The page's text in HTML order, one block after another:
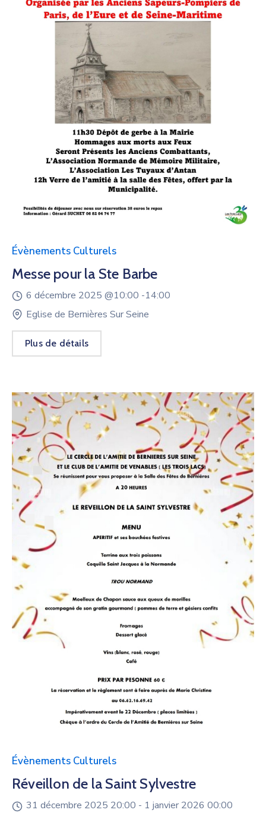
Évènements Culturels
Messe pour la Ste Barbe
6 décembre 2025 @10:00 -14:00
Eglise de Bernières Sur Seine
Plus de détails
Évènements Culturels
Réveillon de la Saint Sylvestre
31 décembre 2025 20:00 - 1 janvier 2026 00:00